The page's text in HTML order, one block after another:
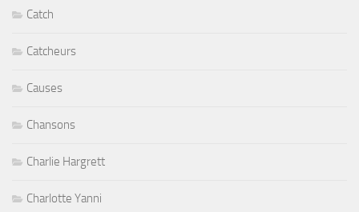
Catch
Catcheurs
Causes
Chansons
Charlie Hargrett
Charlotte Yanni